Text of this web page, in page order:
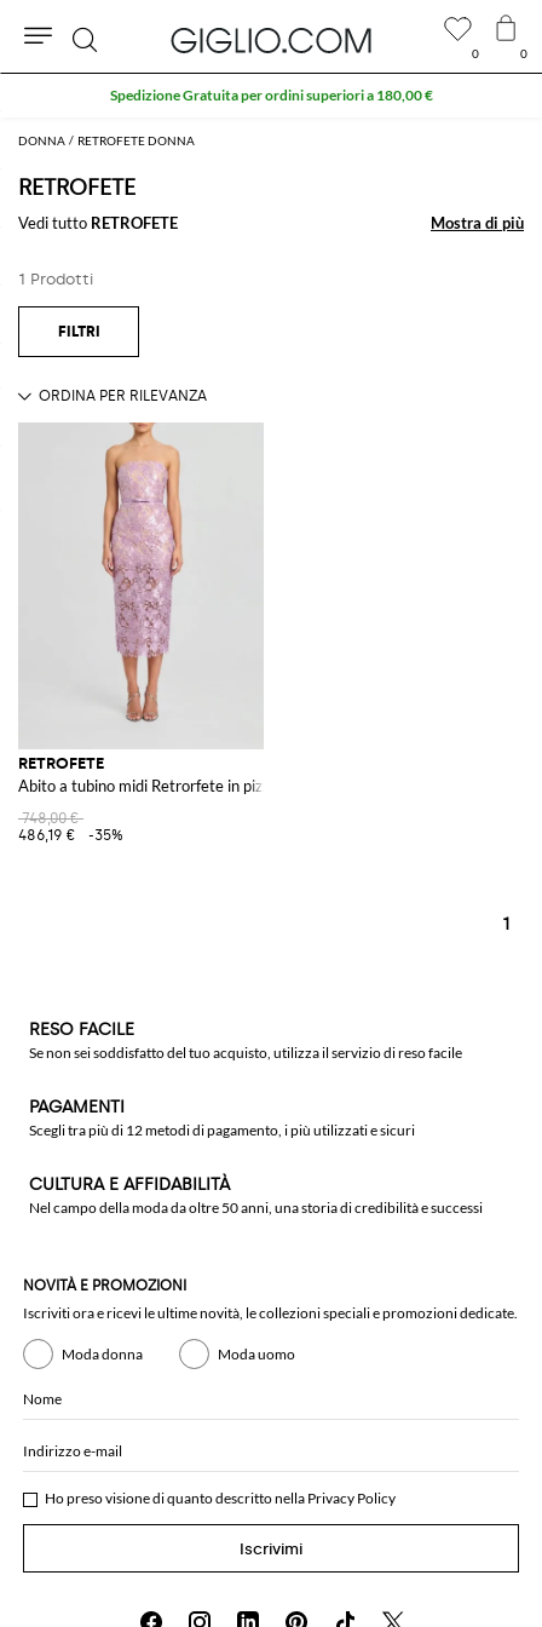
DONNA RETROFETE DONNA
RETROFETE
Vedi tutto RETROFETE Mostra di più
Mostra di più
1 Prodotti
RETROFETE
Abito a tubino midi Retrorfete in pizzo macramé con paillettes e spalle
748,00 €
486,19 €
-35%
1
0 0
Cerca
Spedizione Gratuita per ordini superiori a 180,00 €
RESO FACILE
Se non sei soddisfatto del tuo acquisto, utilizza il servizio di reso facile
PAGAMENTI
Scegli tra più di 12 metodi di pagamento, i più utilizzati e sicuri
CULTURA E AFFIDABILITÀ
Nel campo della moda da oltre 50 anni, una storia di credibilità e successi
NOVITÀ E PROMOZIONI
Iscriviti ora e ricevi le ultime novità, le collezioni speciali e promozioni dedicate.
Moda donna Moda uomo
Nome
Indirizzo e-mail
Ho preso visione di quanto descritto nella Privacy Policy
Iscrivimi